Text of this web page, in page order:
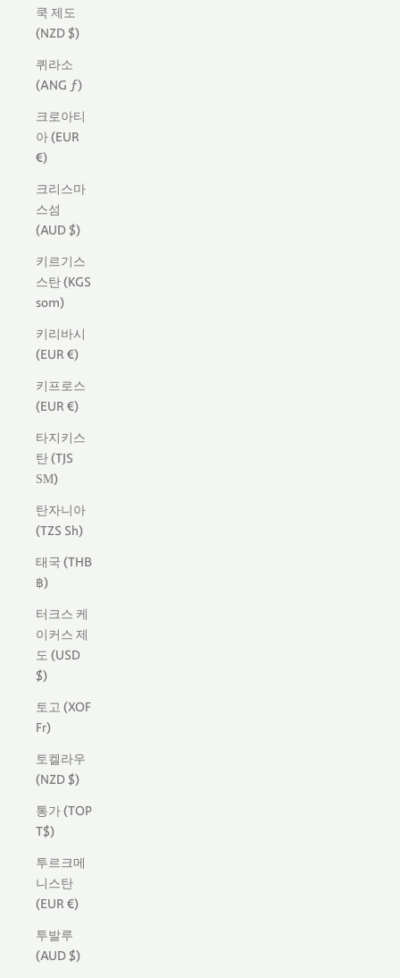
쿡 제도
(NZD $)
퀴라소
(ANG ƒ)
크로아티
아 (EUR
€)
크리스마
스섬
(AUD $)
키르기스
스탄 (KGS
som)
키리바시
(EUR €)
키프로스
(EUR €)
타지키스
탄 (TJS
ЅМ)
탄자니아
(TZS Sh)
태국 (THB
฿)
터크스 케
이커스 제
도 (USD
$)
토고 (XOF
Fr)
토켈라우
(NZD $)
통가 (TOP
T$)
투르크메
니스탄
(EUR €)
투발루
(AUD $)